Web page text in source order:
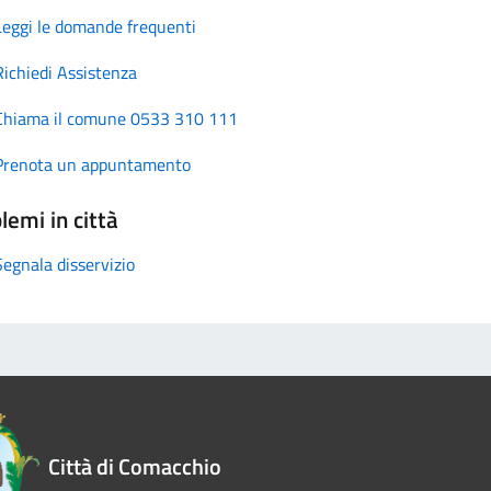
le domande frequenti
Assistenza
il comune 0533 310 111
un appuntamento
in città
disservizio
Città di Comacchio